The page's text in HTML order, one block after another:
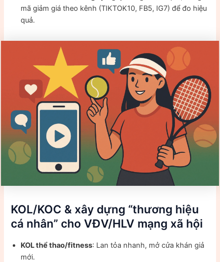
mã giảm giá theo kênh (TIKTOK10, FB5, IG7) để đo hiệu
quả.
KOL/KOC & xây dựng “thương hiệu
cá nhân” cho VĐV/HLV mạng xã hội
KOL thể thao/fitness: Lan tỏa nhanh, mở cửa khán giả
mới.